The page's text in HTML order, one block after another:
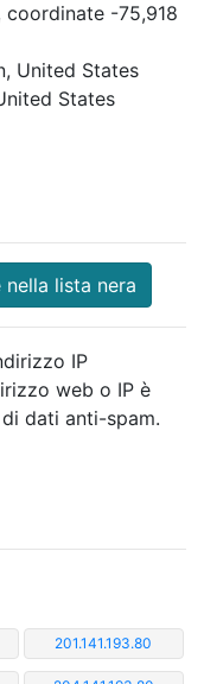
-75,918
United States
States
nella lista nera
IP
web o IP è
dati anti-spam.
201.141.193.80